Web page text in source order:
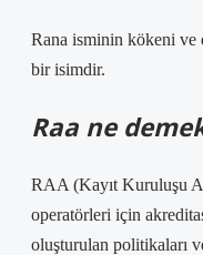
Rana isminin kökeni
bir isimdir.
Raa ne
RAA (Kayıt Kuruluşu
operatörleri için
oluşturulan politikaları